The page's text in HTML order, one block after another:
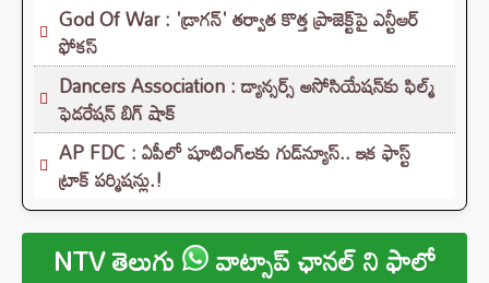
God Of War : 'డ్రాగన్' తర్వాత కొత్త ప్రాజెక్ట్‌పై ఎన్టీఆర్
ఫోకస్
Dancers Association : డ్యాన్సర్స్ అసోసియేషన్‌కు ఫిల్మ్
ఫెడరేషన్ బిగ్ షాక్
AP FDC : ఏపీలో షూటింగ్‌లకు గుడ్‌న్యూస్.. ఇక ఫాస్ట్
ట్రాక్ పర్మిషన్లు.!
NTV తెలుగు వాట్సాప్ ఛానల్ ని ఫాలో